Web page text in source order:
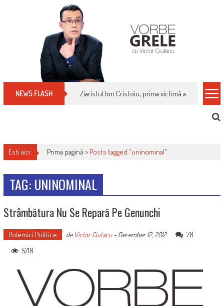
NEWS FLASH Ziaristul Ion Cristoiu, prima victimă a noi
Esti aici: Prima pagină > Posts tagged "uninominal"
TAG: UNINOMINAL
Strâmbătura Nu Se Repară Pe Genunchi
Polemici Politice de Victor Ciutacu- December 12, 2012
78
5718